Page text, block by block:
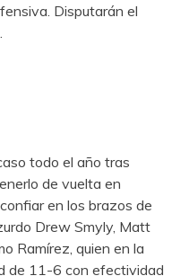
Disputarán el
todo el año tras
de vuelta en
en los brazos de
Drew Smyly, Matt
Ramírez, quien en la
de 11-6 con efectividad